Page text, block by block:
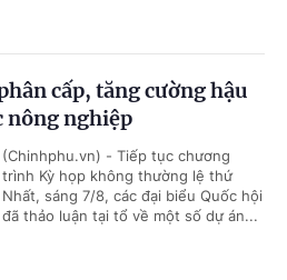
cấp, tăng cường hậu
nghiệp
(Chinhphu.vn) - Tiếp tục chương
trình Kỳ họp không thường lệ thứ
Nhất, sáng 7/8, các đại biểu Quốc hội
đã thảo luận tại tổ về một số dự án...